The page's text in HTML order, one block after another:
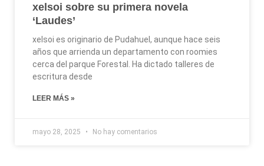
xelsoi sobre su primera novela
‘Laudes’
xelsoi es originario de Pudahuel, aunque hace seis
años que arrienda un departamento con roomies
cerca del parque Forestal. Ha dictado talleres de
escritura desde
LEER MÁS »
mayo 28, 2025 No hay comentarios